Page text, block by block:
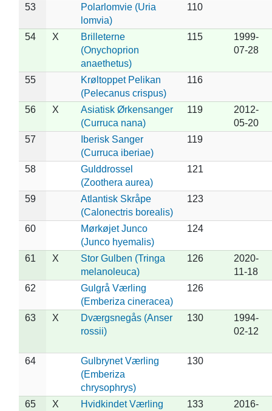
53
Polarlomvie (Uria
lomvia)
110
54 X
Brilleterne
(Onychoprion
anaethetus)
115
1999-
07-28
55
Krøltoppet Pelikan
(Pelecanus crispus)
116
56 X
Asiatisk Ørkensanger
(Curruca nana)
119
2012-
05-20
57
Iberisk Sanger
(Curruca iberiae)
119
58
Gulddrossel
(Zoothera aurea)
121
59
Atlantisk Skråpe
(Calonectris borealis)
123
60
Mørkøjet Junco
(Junco hyemalis)
124
61 X
Stor Gulben (Tringa
melanoleuca)
126
2020-
11-18
62
Gulgrå Værling
(Emberiza cineracea)
126
63 X
Dværgsnegås (Anser
rossii)
130
1994-
02-12
64
Gulbrynet Værling
(Emberiza
chrysophrys)
130
65 X
Hvidkindet Værling
133
2016-